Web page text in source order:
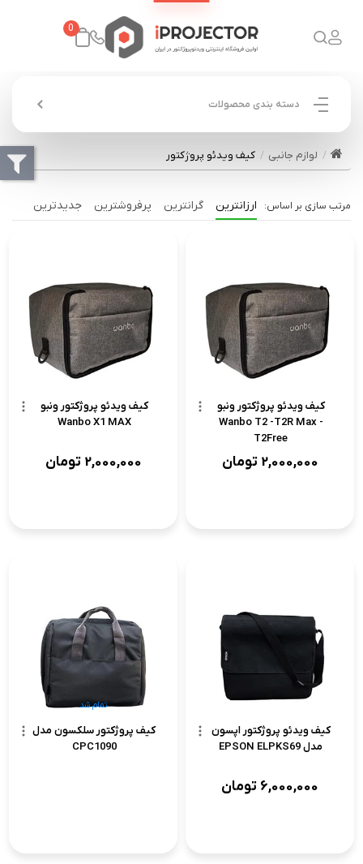
0
دسته بندی محصولات
لوازم جانبی کیف ویدئو پروژکتور
ارزانترین گرانترین پرفروشترین جدیدترین
کیف ویدئو پروژکتور ونبو
Wanbo T2 -T2R Max -
T2Free
2,000,000 تومان
کیف ویدئو پروژکتور ونبو
Wanbo X1 MAX
2,000,000 تومان
کیف ویدئو پروژکتور اپسون
مدل EPSON ELPKS69
6,000,000 تومان
کیف پروژکتور سلکسون مدل
CPC1090
تمام شد